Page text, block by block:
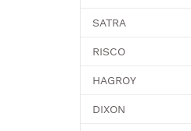
SATRA
RISCO
HAGROY
DIXON